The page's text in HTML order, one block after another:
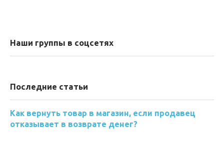
Наши группы в соцсетях
Последние статьи
Как вернуть товар в магазин, если продавец
отказывает в возврате денег?